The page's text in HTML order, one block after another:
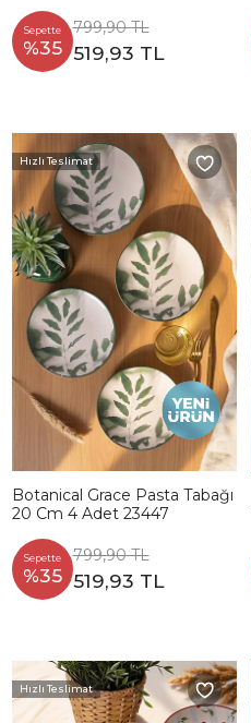
Sepette
%35
799,90 TL
519,93 TL
Hızlı Teslimat
Botanical Grace Pasta Tabağı
20 Cm 4 Adet 23447
Sepette
%35
799,90 TL
519,93 TL
Hızlı Teslimat